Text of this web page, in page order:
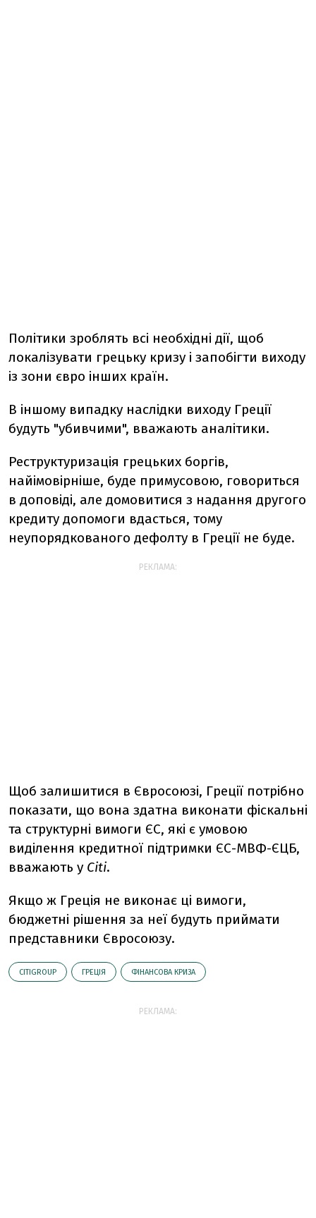
Політики зроблять всі необхідні дії, щоб
локалізувати грецьку кризу і запобігти виходу
із зони євро інших країн.
В іншому випадку наслідки виходу Греції
будуть "убивчими", вважають аналітики.
Реструктуризація грецьких боргів,
найімовірніше, буде примусовою, говориться
в доповіді, але домовитися з надання другого
кредиту допомоги вдасться, тому
неупорядкованого дефолту в Греції не буде.
РЕКЛАМА:
Щоб залишитися в Євросоюзі, Греції потрібно
показати, що вона здатна виконати фіскальні
та структурні вимоги ЄС, які є умовою
виділення кредитної підтримки ЄС-МВФ-ЄЦБ,
вважають у Citi.
Якщо ж Греція не виконає ці вимоги,
бюджетні рішення за неї будуть приймати
представники Євросоюзу.
CITIGROUP ГРЕЦІЯ ФІНАНСОВА КРИЗА
РЕКЛАМА: